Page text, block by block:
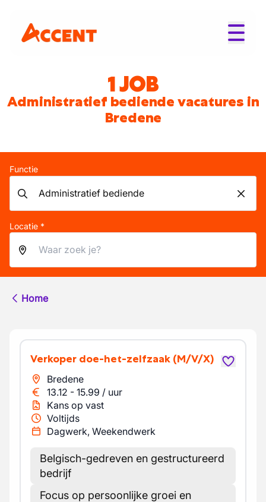
1 JOB
Administratief bediende vacatures in
Bredene
Functie
Locatie *
Home
Verkoper doe-het-zelfzaak (M/V/X)
Bredene
13.12 - 15.99 / uur
Kans op vast
Voltijds
Dagwerk, Weekendwerk
Belgisch-gedreven en gestructureerd
bedrijf
Focus op persoonlijke groei en